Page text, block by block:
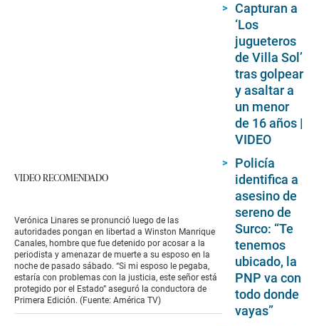
VIDEO RECOMENDADO
Verónica Linares se pronunció luego de las
autoridades pongan en libertad a Winston Manrique
Canales, hombre que fue detenido por acosar a la
periodista y amenazar de muerte a su esposo en la
noche de pasado sábado. “Si mi esposo le pegaba,
estaría con problemas con la justicia, este señor está
protegido por el Estado” aseguró la conductora de
Primera Edición. (Fuente: América TV)
Capturan a
‘Los
jugueteros
de Villa Sol’
tras golpear
y asaltar a
un menor
de 16 años |
VIDEO
Policía
identifica a
asesino de
sereno de
Surco: “Te
tenemos
ubicado, la
PNP va con
todo donde
vayas”